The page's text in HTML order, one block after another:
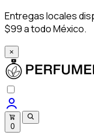
Entregas locales
$99 a todo México.
×
0